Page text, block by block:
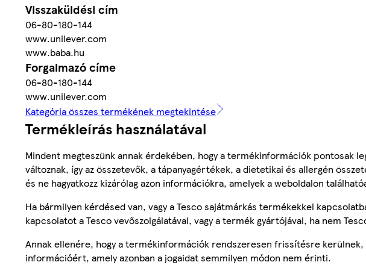
Visszaküldési cím
06-80-180-144
www.unilever.com
www.baba.hu
Forgalmazó címe
06-80-180-144
www.unilever.com
Kategória összes termékének megtekintése
Termékleírás használatával
Mindent megteszünk annak érdekében, hogy a termékinformációk pontosak
változnak, így az összetevők, a tápanyagértékek, a dietetikai és allergén
és ne hagyatkozz kizárólag azon információkra, amelyek a weboldalon
Ha bármilyen kérdésed van, vagy a Tesco sajátmárkás termékekkel
kapcsolatot a Tesco vevőszolgálatával, vagy a termék gyártójával, ha nem
Annak ellenére, hogy a termékinformációk rendszeresen frissítésre
információért, amely azonban a jogaidat semmilyen módon nem érinti.